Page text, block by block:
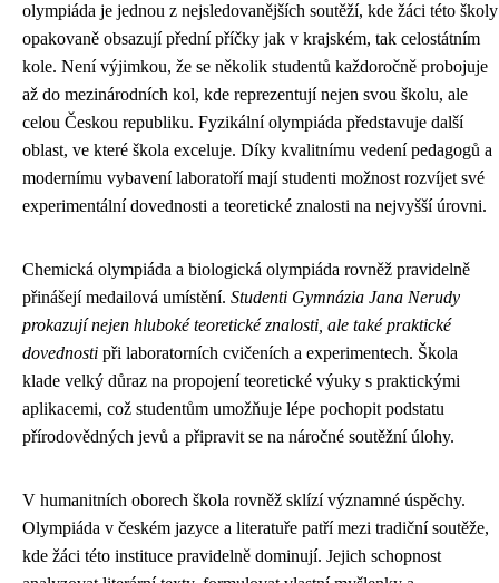
olympiáda je jednou z nejsledovanějších soutěží, kde žáci této školy
opakovaně obsazují přední příčky jak v krajském, tak celostátním
kole. Není výjimkou, že se několik studentů každoročně probojuje
až do mezinárodních kol, kde reprezentují nejen svou školu, ale
celou Českou republiku. Fyzikální olympiáda představuje další
oblast, ve které škola exceluje. Díky kvalitnímu vedení pedagogů a
modernímu vybavení laboratoří mají studenti možnost rozvíjet své
experimentální dovednosti a teoretické znalosti na nejvyšší úrovni.
Chemická olympiáda a biologická olympiáda rovněž pravidelně
přinášejí medailová umístění. Studenti Gymnázia Jana Nerudy
prokazují nejen hluboké teoretické znalosti, ale také praktické
dovednosti při laboratorních cvičeních a experimentech. Škola
klade velký důraz na propojení teoretické výuky s praktickými
aplikacemi, což studentům umožňuje lépe pochopit podstatu
přírodovědných jevů a připravit se na náročné soutěžní úlohy.
V humanitních oborech škola rovněž sklízí významné úspěchy.
Olympiáda v českém jazyce a literatuře patří mezi tradiční soutěže,
kde žáci této instituce pravidelně dominují. Jejich schopnost